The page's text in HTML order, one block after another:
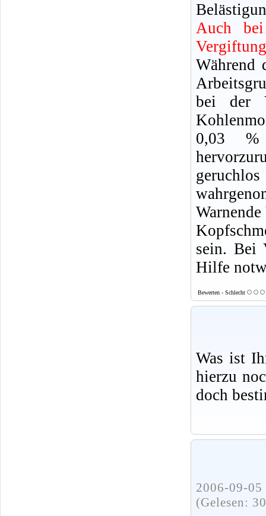
Auch
Während
bei der
0,03
sein. Bei
Hilfe
Bewerten - Schlecht
Was ist
hierzu
doch
2006-09-
(Gelesen: